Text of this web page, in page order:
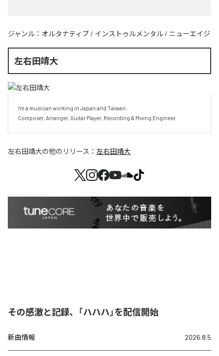
ジャンル： オルタナティブ / インストゥルメンタル / ニューエイジ
左右田靖大
I'm a musician working in Japan and Taiwan.
Composer, Arranger, Guitar Player, Recording & Mixing Engineer
左右田靖大の他のリリース： 左右田靖大
その感激と記録、「ハハハ」を配信開始
新曲情報 2026.8.5